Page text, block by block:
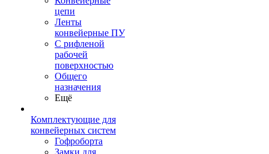
цепи
Ленты
конвейерные ПУ
С рифленой
рабочей
поверхностью
Общего
назначения
Ещё
Комплектующие для
конвейерных систем
Гофроборта
Замки для